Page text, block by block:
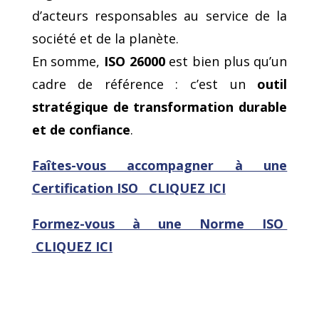
d’acteurs responsables au service de la
société et de la planète.
En somme, ISO 26000est bien plus qu’un
cadre de référence : c’est un outil
stratégique de transformation durable
et de confiance.
Faîtes-vous accompagner à une
Certification ISO CLIQUEZ ICI
Formez-vous à une Norme ISO
CLIQUEZ ICI